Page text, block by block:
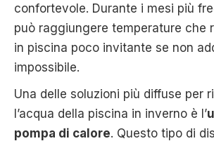
confortevole. Durante i mesi più
può raggiungere temperature che
in piscina poco invitante se non
impossibile.
Una delle soluzioni più diffuse per
l’acqua della piscina in inverno è l’
pompa di calore. Questo tipo di